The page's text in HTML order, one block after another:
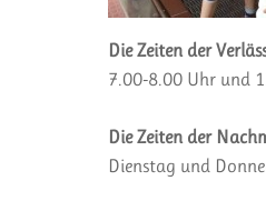
Die Zeiten der
7.00-8.00 Uhr und
Die Zeiten der
Dienstag und